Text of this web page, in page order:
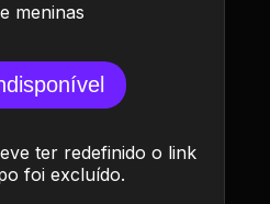
meninas
ter redefinido o link
foi excluído.